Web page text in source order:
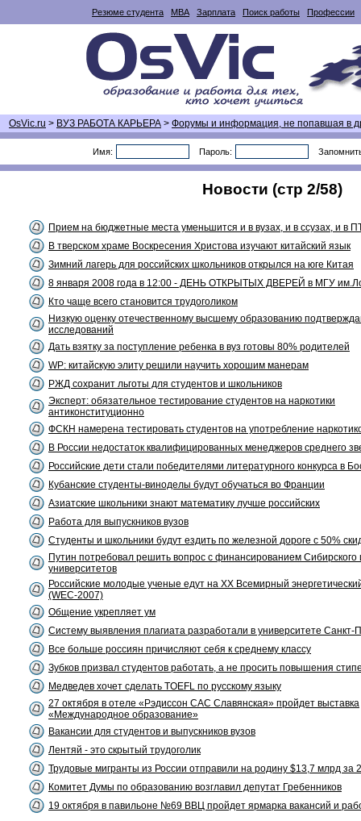
Резюме студента MBA Зарплата Поиск работы Профессии
OsVic.ru > ВУЗ РАБОТА КАРЬЕРА > Форумы и информация, не попавшая в
Имя: Пароль:
Новости (стр 2/58)
Прием на бюджетные места уменьшится и в вузах, и в ссузах, и в
В тверском храме Воскресения Христова изучают китайский язык
Зимний лагерь для российских школьников открылся на юге Китая
8 января 2008 года в 12:00 - ДЕНЬ ОТКРЫТЫХ ДВЕРЕЙ в МГУ
Кто чаще всего становится трудоголиком
Низкую оценку отечественному высшему образованию
исследований
Дать взятку за поступление ребенка в вуз готовы 80% родителей
WP: китайскую элиту решили научить хорошим манерам
РЖД сохранит льготы для студентов и школьников
Эксперт: обязательное тестирование студентов на наркотики
антиконституционно
ФСКН намерена тестировать студентов на употребление
В России недостаток квалифицированных менеджеров среднего
Российские дети стали победителями литературного конкурса в
Кубанские студенты-виноделы будут обучаться во Франции
Азиатские школьники знают математику лучше российских
Работа для выпускников вузов
Студенты и школьники будут ездить по железной дороге с 50%
Путин потребовал решить вопрос с финансированием
университетов
Российские молодые ученые едут на XX Всемирный
(WEC-2007)
Общение укрепляет ум
Систему выявления плагиата разработали в университете Санкт-
Все больше россиян причисляют себя к среднему классу
Зубков призвал студентов работать, а не просить повышения
Медведев хочет сделать TOEFL по русскому языку
27 октября в отеле «Рэдиссон САС Славянская» пройдет выставка
«Международное образование»
Вакансии для студентов и выпускников вузов
Лентяй - это скрытый трудоголик
Трудовые мигранты из России отправили на родину $13,7 млрд за
Комитет Думы по образованию возглавил депутат Гребенников
19 октября в павильоне №69 ВВЦ пройдет ярмарка вакансий и